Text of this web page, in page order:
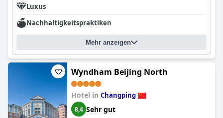
Als bestätigtes Vier-Sterne-Hotel bietet das
Beijing)einen hohen Servicestandard, der oft mit Fünf-Sterne-
Leistungs-Verhältnis und die gehobene und fast luxuriöse
Atmosphäre des Hotels. Obwohl es Raum für kleinere
Verbesserungen gibt, um die Vier-Sterne-Kriterien vollständig zu
erfüllen, übertrifft das Hotel im Allgemeinen die Erwartungen
der Gäste und ist somit eine geschätzte und sehr
empfehlenswerte Wahl für Reisende, die Komfort und
Bequemlichkeit in Peking suchen.
Luxus
Nachhaltigkeitspraktiken
Mehr anzeigen
Wyndham Beijing North
Hotel in Changping
8,4 Sehr gut